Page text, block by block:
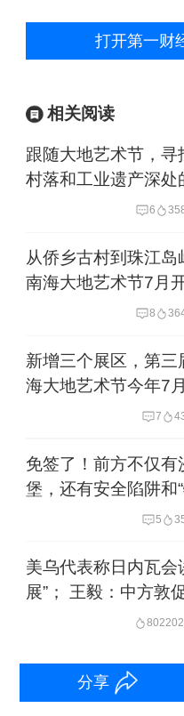
合《公约》规定
家的岛礁同样将
据，难道你们也
王毅强调，世人
划和操弄，目的
利。世界上越来
际法治精神，维
在中国和东盟各
效保障。中方正
争取尽早达成“
平、合作、友好
图兴风作浪、挑
产。
第一财经广告合作，
打开第一财
相关阅读
跟随大地艺术节，寻
村落和工业遗产深处
6
从侨乡古村到珠江岛
南海大地艺术节7月
8
新增三个展区，第三
海大地艺术节今年7
7
免签了！前方不仅有
堡，还有安全陷阱和
5
美乌代表称日内瓦会
展”； 王毅：中方敦
日反思改错，不要执
40万对 全国29个省
假丨早报
802
分享